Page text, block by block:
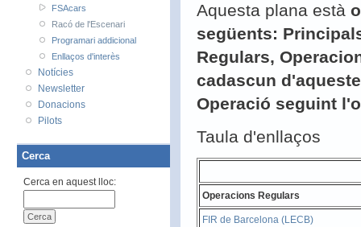
Aquesta plana està
següents:
Regulars,
cadascun
Operació seguint
Taula d'enllaços
Operacions Regulars
FIR de Barcelona (LECB)
FSAcars
Racó de l'Escenari
Programari addicional
Enllaços d'interès
Notícies
Newsletter
Donacions
Pilots
Cerca
Cerca en aquest lloc: